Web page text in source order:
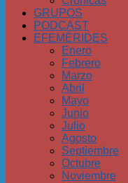
GRUPOS
PODCAST
EFEMÉRIDES
Enero
Febrero
Marzo
Abril
Mayo
Junio
Julio
Agosto
Septiembre
Octubre
Noviembre